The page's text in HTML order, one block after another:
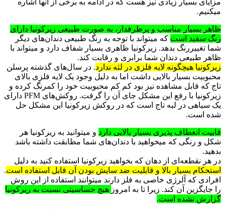
میکنیم.
ظاهر بسیار مناسب و پرطرفدار، به صورت طبیعی زیرکونیا دارای
رنگ سفید است که میتواند با توجه به رنگ طبیعی دندان‌های دیگر
شما تغییررنگ بدهد. زیرکونیا ظاهری بسیار شفاف دارد و میتواند با
ظاهر طبیعی دندان شما برابری و رقابت کند.
زیرکونیا هیچگونه لایه فلزی در لثه ندارد. در سال‌های گذشته پرسلن
محبوبیت بسیار بالایی داشت اما به دلیل وجود یک لایه فلزی بالای
تاج که قابل مشاهده نیز بود کم کم محبوبیت خود را کمرنگ کرده و
زیرکونیا با رفع این مشکل جای آن را گرفت. روکش‌های PFM دارای
یک سیاهی در لبه تاج است که در روکش زیرکونیا این مشکل حل
شده است.
قابیت انعطاف پذیری بسیار بالایی دارد و میتوانید به زیرکونیا هر
شکل و رنگی که میخواهید با دندان‌های شما مطابقت داشته باشد
بدهید.
در هر نقطعه‌ای از دهان که بخواهید زیرکونیا استفاده کنید به دلیل
استحکام بسیار بالا و قابلیت ضد سایش بودن آن قابل استفاده است.
افرادی که آلرژی خاصی به فلز دارند میتوانند استفاده از این روش
را جایگزین آن کند. زیرا تا به امروز هیچ حساسیتی نسبت به زیرکونیا
گزارش نشده است.